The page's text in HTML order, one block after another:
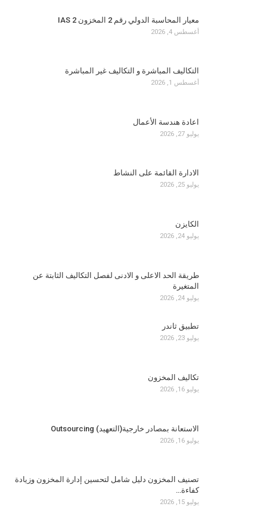
معيار المحاسبة الدولي رقم 2 المخزون IAS 2
أغسطس 4, 2026
التكاليف المباشرة و التكاليف غير المباشرة
أغسطس 1, 2026
اعادة هندسة الأعمال
يوليو 27, 2026
الادارة القائمة على النشاط
يوليو 25, 2026
الكايزن
يوليو 24, 2026
طريقة الحد الاعلى و الادنى لفصل التكاليف الثابتة عن
المتغيرة
يوليو 24, 2026
تطبيق ثاندر
يوليو 23, 2026
تكاليف المخزون
يوليو 16, 2026
الاستعانة بمصادر خارجية(التعهيد) Outsourcing
يوليو 16, 2026
تصنيف المخزون دليل شامل لتحسين إدارة المخزون وزيادة
كفاءة…
يوليو 15, 2026